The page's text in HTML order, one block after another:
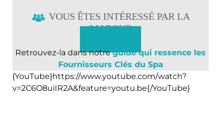
VOUS ÊTES INTÉRESSÉ PAR LA
MARQUE
Retrouvez-la dans notreguide qui ressence les
Fournisseurs Clés du Spa
{YouTube}https://www.youtube.com/watch?
v=2C6O8uiIR2A&feature=youtu.be{/YouTube}